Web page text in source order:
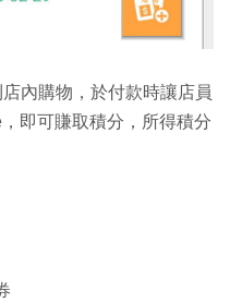
內購物，於付款時讓店員
即可賺取積分，所得積分